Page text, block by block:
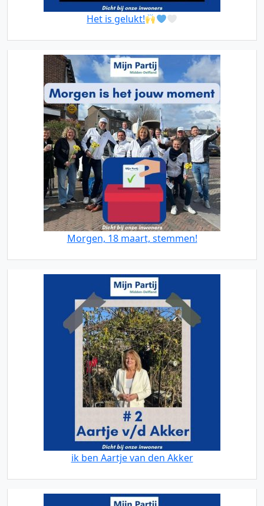
Het is gelukt!
Morgen, 18 maart, stemmen!
ik ben Aartje van den Akker